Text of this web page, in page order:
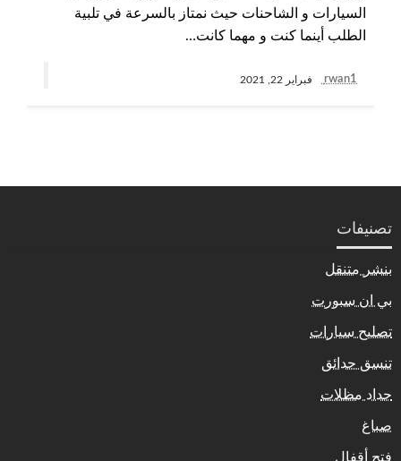
السيارات و الشاحنات حيث نمتاز بالسرعة في تلبية
الطلب أينما كنت و مهما كانت…
rwan1 فبراير 22, 2021
تصنيفات
بنشر متنقل
بي ان سبورت
تصليح سيارات
تنسق حدائق
حداد مظلات
صباغ
فتح أقفال